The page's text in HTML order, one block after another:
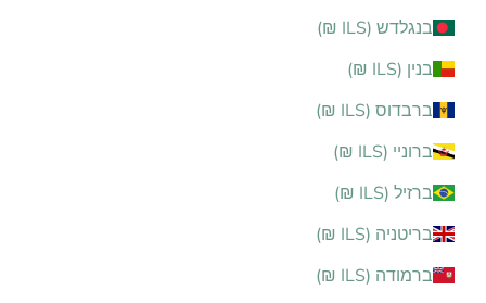
בנגלדש (ILS ₪)
בנין (ILS ₪)
ברבדוס (ILS ₪)
ברוניי (ILS ₪)
ברזיל (ILS ₪)
בריטניה (ILS ₪)
ברמודה (ILS ₪)